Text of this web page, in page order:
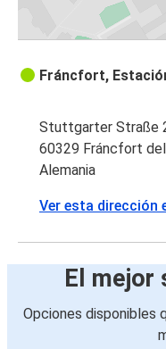
Fráncfort,
Stuttgarter Straße
60329 Fráncfort
Alemania
Ver esta dirección
El mejor
Opciones disponibles